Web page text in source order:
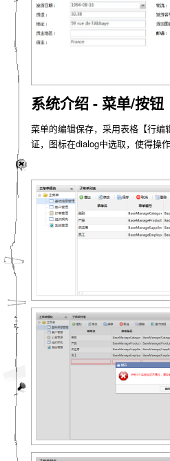
系统介绍 - 菜单/按钮
菜单的编辑保存，采用表格【行
证，图标在dialog中选取，使得操作